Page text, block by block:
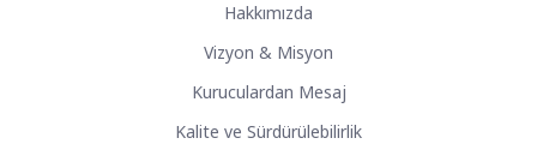
Hakkımızda
Vizyon & Misyon
Kuruculardan Mesaj
Kalite ve Sürdürülebilirlik